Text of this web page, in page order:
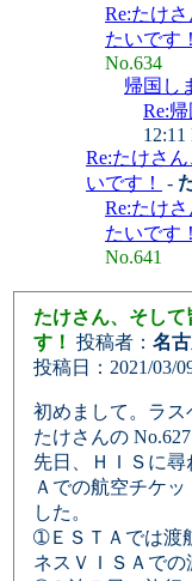
Re:たけ
たいです！
No.634
帰国し
Re:
12:11
Re:たけさ
いです！
-
Re:たけ
たいです！
No.641
たけさん、そし
す！ 投稿者： 名
投稿日：2021/03/
初めまして。ラス
たけさんの
先日、ＨＩＳに
Ａでの航空チケ
した。
➀ＥＳＴＡでは渡
ネスＶＩＳＡでの